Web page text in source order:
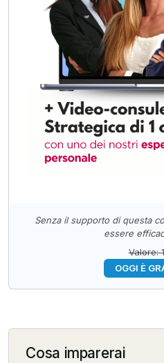
Senza il supporto di questa
essere
Valore:
OGGI È
Cosa imparerai